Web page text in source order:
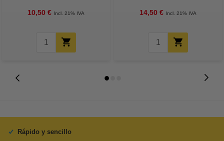
10,50 € Incl. 21% IVA 14,50 € Incl. 21% IVA
Rápido y sencillo